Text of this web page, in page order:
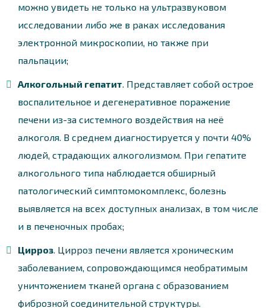
можно увидеть не только на ультразвуковом
исследовании либо же в раках исследования
электронной микроскопии, но также при
пальпации;
Алкогольный гепатит . Представляет собой острое
воспалительное и дегенеративное поражение
печени из-за системного воздействия на неё
алкоголя. В среднем диагностируется у почти 40%
людей, страдающих алкоголизмом. При гепатите
алкогольного типа наблюдается обширный
патологический симптомокомплекс, болезнь
выявляется на всех доступных анализах, в том числе
и в печеночных пробах;
Цирроз . Цирроз печени является хроническим
заболеванием, сопровождающимся необратимым
уничтожением тканей органа с образованием
фиброзной соединительной структуры.